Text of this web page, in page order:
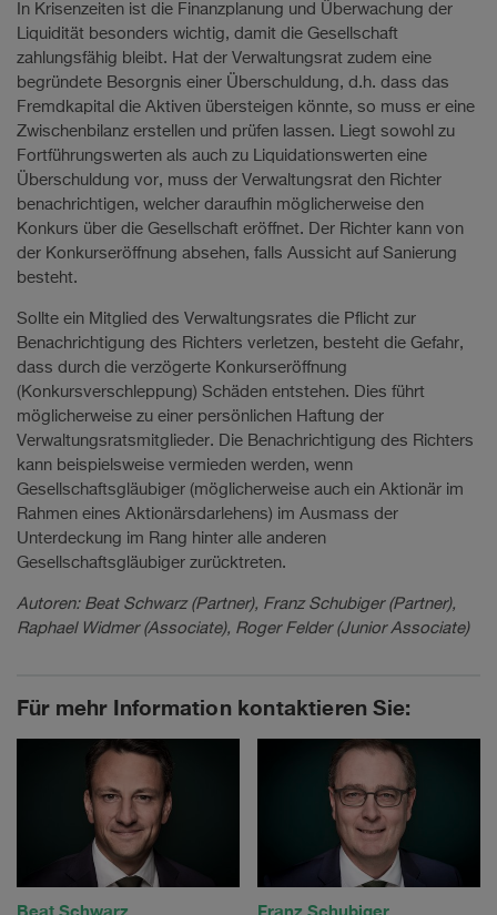
In Krisenzeiten ist die Finanzplanung und Überwachung der
Liquidität besonders wichtig, damit die Gesellschaft
zahlungsfähig bleibt. Hat der Verwaltungsrat zudem eine
begründete Besorgnis einer Überschuldung, d.h. dass das
Fremdkapital die Aktiven übersteigen könnte, so muss er eine
Zwischenbilanz erstellen und prüfen lassen. Liegt sowohl zu
Fortführungswerten als auch zu Liquidationswerten eine
Überschuldung vor, muss der Verwaltungsrat den Richter
benachrichtigen, welcher daraufhin möglicherweise den
Konkurs über die Gesellschaft eröffnet. Der Richter kann von
der Konkurseröffnung absehen, falls Aussicht auf Sanierung
besteht.
Sollte ein Mitglied des Verwaltungsrates die Pflicht zur
Benachrichtigung des Richters verletzen, besteht die Gefahr,
dass durch die verzögerte Konkurseröffnung
(Konkursverschleppung) Schäden entstehen. Dies führt
möglicherweise zu einer persönlichen Haftung der
Verwaltungsratsmitglieder. Die Benachrichtigung des Richters
kann beispielsweise vermieden werden, wenn
Gesellschaftsgläubiger (möglicherweise auch ein Aktionär im
Rahmen eines Aktionärsdarlehens) im Ausmass der
Unterdeckung im Rang hinter alle anderen
Gesellschaftsgläubiger zurücktreten.
Autoren: Beat Schwarz (Partner), Franz Schubiger (Partner),
Raphael Widmer (Associate), Roger Felder (Junior Associate)
Für mehr Information kontaktieren Sie:
Beat Schwarz Franz Schubiger